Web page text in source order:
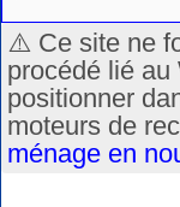
⚠️ Ce site ne
procédé lié
positionner
moteurs de
ménage en